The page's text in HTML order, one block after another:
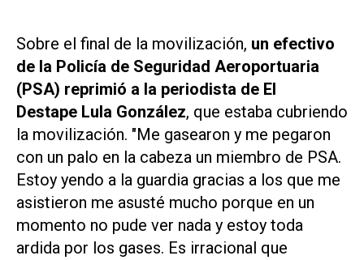
Sobre el final de la movilización, un efectivo
de la Policía de Seguridad Aeroportuaria
(PSA) reprimió a la periodista de El
Destape Lula González, que estaba cubriendo
la movilización. "Me gasearon y me pegaron
con un palo en la cabeza un miembro de PSA.
Estoy yendo a la guardia gracias a los que me
asistieron me asusté mucho porque en un
momento no pude ver nada y estoy toda
ardida por los gases. Es irracional que